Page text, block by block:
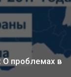
О проблемах в